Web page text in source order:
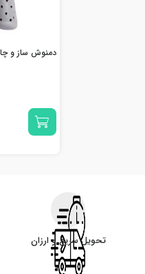
دمنوش ساز و
تحویل سریع و ارزان